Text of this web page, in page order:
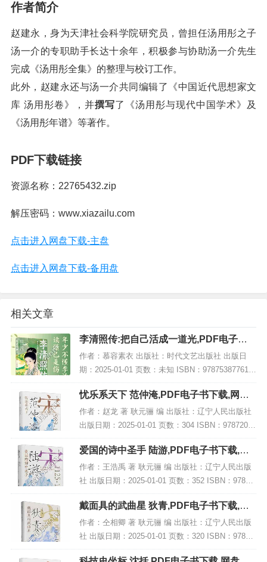
作者简介
赵建永，身为天津社会科学院研究员，曾担任汤用彤之子
汤一介的专职助手长达十余年，积极参与协助汤一介先生
完成《汤用彤全集》的整理与校订工作。
此外，赵建永还与汤一介共同编辑了《中国近代思想家文
库 汤用彤卷》，并撰写了《汤用彤与现代中国学术》及
《汤用彤年谱》等著作。
PDF下载链接
资源名称：22765432.zip
解压密码：www.xiazailu.com
点击进入网盘下载-主盘
点击进入网盘下载-备用盘
相关文章
李清照传:把自己活成一道光,PDF电子书
网盘下载
作者：慕容素衣 出版社：时代文艺出版社 出版日
期：2025-01-01 页数：未知 ISBN：978753877619
5 电子书大小：208MB [高清扫描版PDF格式] 内容
简介 在文学史...
忧乐系天下 范仲淹,PDF电子书下载,网盘
资源
作者：赵龙 著 耿元骊 编 出版社：辽宁人民出版社
出版日期：2025-01-01 页数：304 ISBN：97872051
11489 电子书大小：234MB [高清扫描版PDF格式]
内容...
爱国的诗中圣手 陆游,PDF电子书下载,网
盘资源
作者：王浩禹 著 耿元骊 编 出版社：辽宁人民出版
社 出版日期：2025-01-01 页数：352 ISBN：97872
05111564 电子书大小：256MB [高清扫描版PDF格
式] 内...
戴面具的武曲星 狄青,PDF电子书下载,网
盘资源
作者：仝相卿 著 耿元骊 编 出版社：辽宁人民出版
社 出版日期：2025-01-01 页数：320 ISBN：97872
05111571 电子书大小：238MB [高清扫描版PDF格